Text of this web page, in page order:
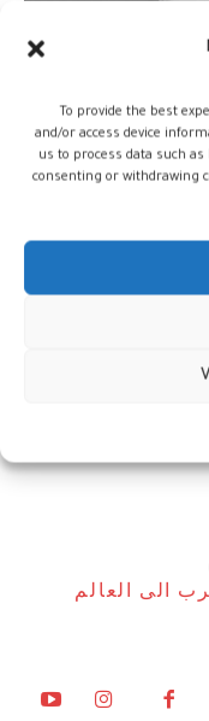
To provide the best
and/or access device
us to process data such
consenting or withdrawing
يغادرنا إلى
الى العالم